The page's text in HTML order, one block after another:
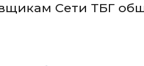
Сети ТБГ